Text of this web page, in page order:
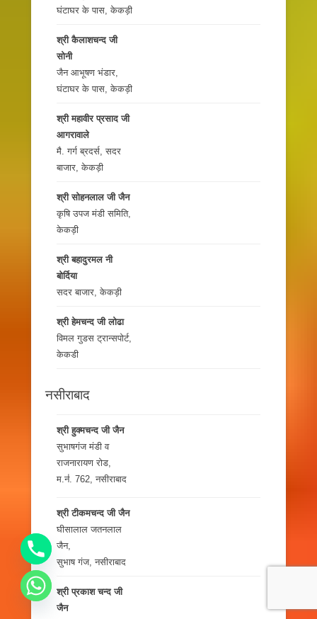
घंटाघर के पास, केकड़ी
श्री कैलाशचन्द जी
सोनी
जैन आभूषण भंडार,
घंटाघर के पास, केकड़ी
श्री महावीर प्रसाद जी
आगरावाले
मै. गर्ग ब्रदर्स, सदर
बाजार, केकड़ी
श्री सोहनलाल जी जैन
कृषि उपज मंडी समिति,
केकड़ी
श्री बहादुरमल नी
बोर्दिया
सदर बाजार, केकड़ी
श्री हेमचन्द जी लोढा
विमल गुडस ट्रान्सपोर्ट,
केकडी
नसीराबाद
श्री हुक्मचन्द जी जैन
सुभाषगंज मंडी व
राजनारायण रोड,
म.न॑. 762, नसीराबाद
श्री टीकमचन्द जी जैन
घीसालाल जतनलाल
जैन,
सुभाष गंज, नसीराबाद
श्री प्रकाश चन्द जी
जैन